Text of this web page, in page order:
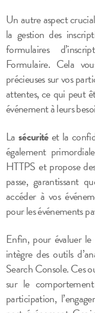
Un autre aspect
la gestion des
formulaires
Formulaire. Cela
précieuses sur vos
attentes, ce qui peut
événement à leurs
La sécuritéet la
également
HTTPS et propose
passe, garantissant
accéder à vos
pour les événements
Enfin, pour évaluer le
intègre des outils
Search Console. Ces
sur le
participation,